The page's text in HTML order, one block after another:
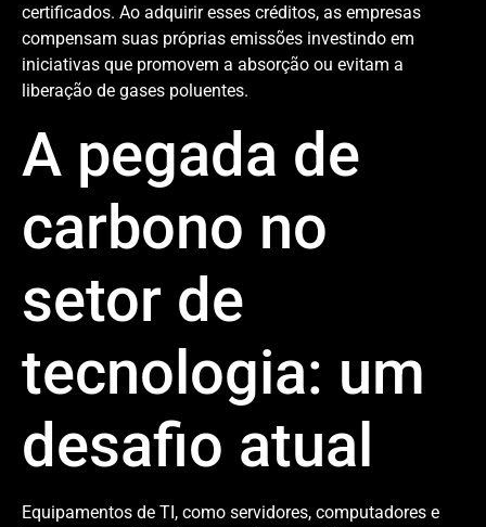
certificados. Ao adquirir esses créditos, as empresas
compensam suas próprias emissões investindo em
iniciativas que promovem a absorção ou evitam a
liberação de gases poluentes.
A pegada de
carbono no
setor de
tecnologia: um
desafio atual
Equipamentos de TI, como servidores, computadores e